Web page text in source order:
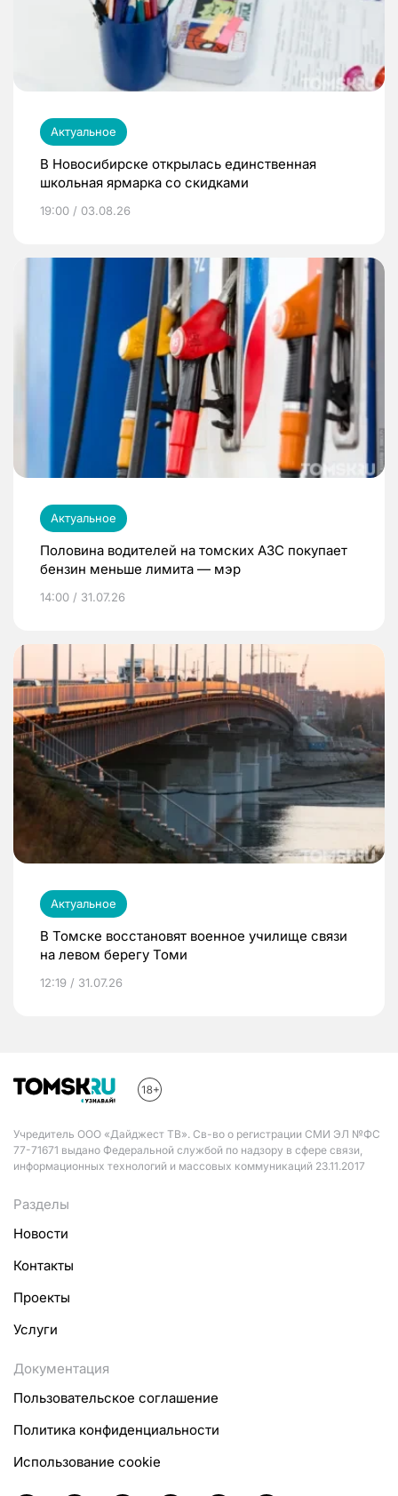
Актуальное
В Новосибирске открылась единственная
школьная ярмарка со скидками
19:00 / 03.08.26
Актуальное
Половина водителей на томских АЗС покупает
бензин меньше лимита — мэр
14:00 / 31.07.26
Актуальное
В Томске восстановят военное училище связи
на левом берегу Томи
12:19 / 31.07.26
Учредитель ООО «Дайджест ТВ». Св-во о регистрации СМИ ЭЛ №ФС
77-71671 выдано Федеральной службой по надзору в сфере связи,
информационных технологий и массовых коммуникаций 23.11.2017
Разделы
Новости
Контакты
Проекты
Услуги
Документация
Пользовательское соглашение
Политика конфиденциальности
Использование cookie